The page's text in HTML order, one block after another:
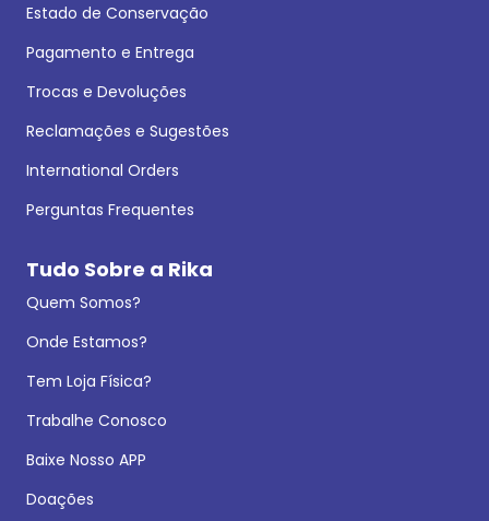
Estado de Conservação
Pagamento e Entrega
Trocas e Devoluções
Reclamações e Sugestões
International Orders
Perguntas Frequentes
Tudo Sobre a Rika
Quem Somos?
Onde Estamos?
Tem Loja Física?
Trabalhe Conosco
Baixe Nosso APP
Doações